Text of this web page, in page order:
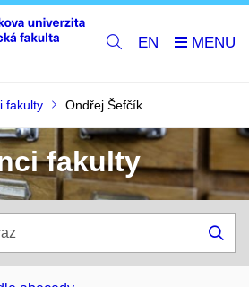
EN
fakulty Ondřej Šefčík
fakulty